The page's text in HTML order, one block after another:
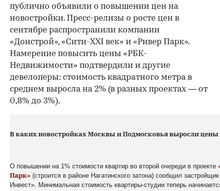
публично объявили о повышении цен на
новостройки. Пресс-релизы о росте цен в
сентябре распространили компании
«Донстрой», «Сити-XXI век» и «Ривер Парк».
Намерение повысить цены «РБК-
Недвижимости» подтвердили и другие
девелоперы: стоимость квадратного метра в
среднем выросла на 2% (в разных проектах — от
0,8% до 3%).
В каких новостройках Москвы и Подмосковья выросли цены
О повышении на 1% стоимости квартир во второй очереди в проекте
Парк» (строится в районе Нагатинского затона) сообщил
Инвест». Минимальная стоимость квартиры-студии теперь